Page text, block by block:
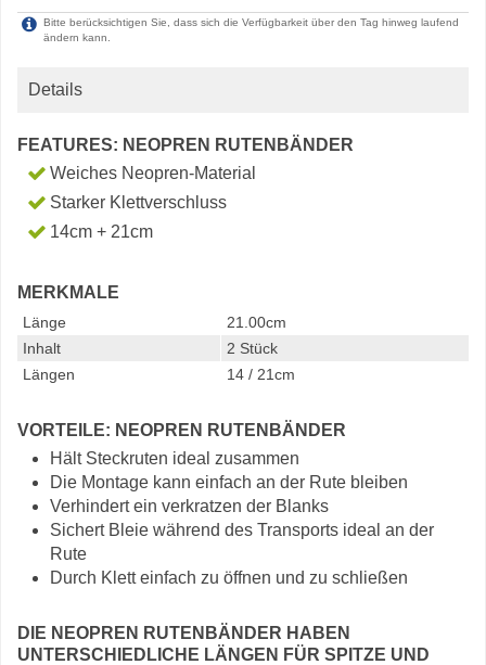
Bitte berücksichtigen Sie, dass sich die Verfügbarkeit über den Tag hinweg laufend
ändern kann.
Details
FEATURES: NEOPREN RUTENBÄNDER
Weiches Neopren-Material
Starker Klettverschluss
14cm + 21cm
MERKMALE
Länge
21.00cm
Inhalt
2 Stück
Längen
14 / 21cm
VORTEILE: NEOPREN RUTENBÄNDER
Hält Steckruten ideal zusammen
Die Montage kann einfach an der Rute bleiben
Verhindert ein verkratzen der Blanks
Sichert Bleie während des Transports ideal an der
Rute
Durch Klett einfach zu öffnen und zu schließen
DIE NEOPREN RUTENBÄNDER HABEN
UNTERSCHIEDLICHE LÄNGEN FÜR SPITZE UND